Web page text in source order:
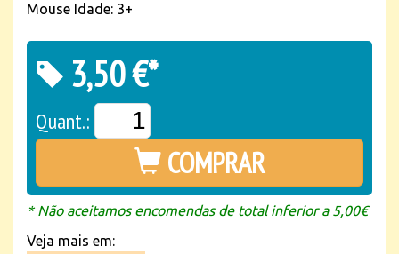
Mouse Idade: 3+
3,50 €*
Quant.:
COMPRAR
* Não aceitamos encomendas de total inferior a 5,00€
Veja mais em: